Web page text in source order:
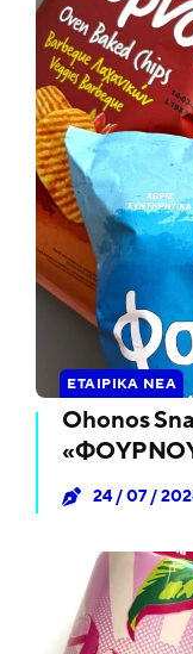
ΕΤΑΙΡΙΚΆ ΝΈΑ
Ohonos
24 / 07 /